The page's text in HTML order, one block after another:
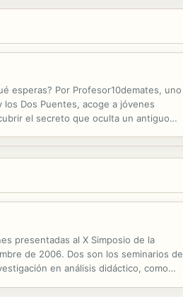
esperas? Por Profesor10demates, uno
Dos Puentes, acoge a jóvenes
el secreto que oculta un antiguo
presentadas al X Simposio de la
de 2006. Dos son los seminarios de
en análisis didáctico, como